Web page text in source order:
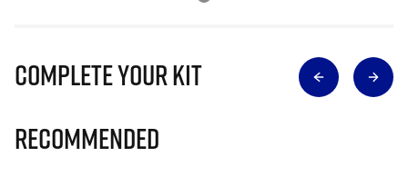
Complete Your Kit
Recommended